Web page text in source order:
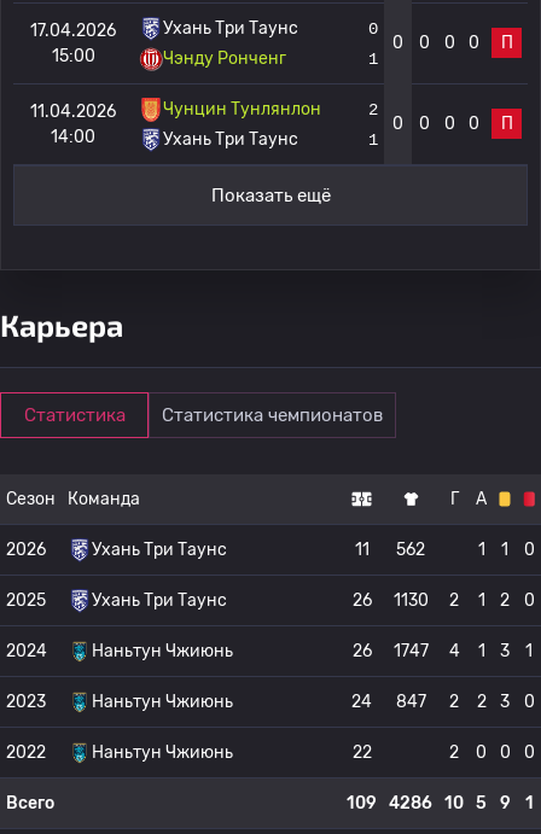
17.04.2026
15:00
Ухань Три Таунс
Чэнду Ронченг
0
1
0 0 0 0 П
11.04.2026
14:00
Чунцин Тунлянлон
Ухань Три Таунс
2
1
0 0 0 0 П
Показать ещё
Карьера
Статистика Статистика чемпионатов
Сезон Команда Г А
2026 Ухань Три Таунс 11 562 1 1 0
2025 Ухань Три Таунс 26 1130 2 1 2 0
2024 Наньтун Чжиюнь 26 1747 4 1 3 1
2023 Наньтун Чжиюнь 24 847 2 2 3 0
2022 Наньтун Чжиюнь 22 2 0 0 0
Всего 109 4286 10 5 9 1